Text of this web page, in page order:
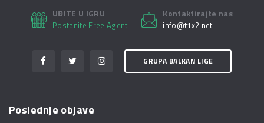
UĐITE U IGRU
Postanite Free Agent
Kontaktirajte nas
info@t1x2.net
GRUPA BALKAN LIGE
Poslednje objave